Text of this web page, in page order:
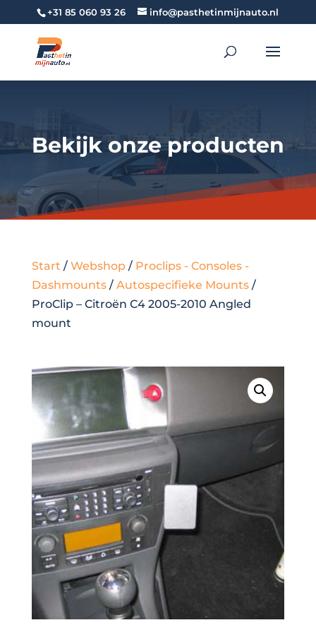
+31 85 060 93 26 info@pasthetinmijnauto.nl
Bekijk onze producten
Start / Webshop/ Proclips - Consoles -
Dashmounts/ Autospecifieke Mounts/
ProClip – Citroën C4 2005-2010 Angled
mount